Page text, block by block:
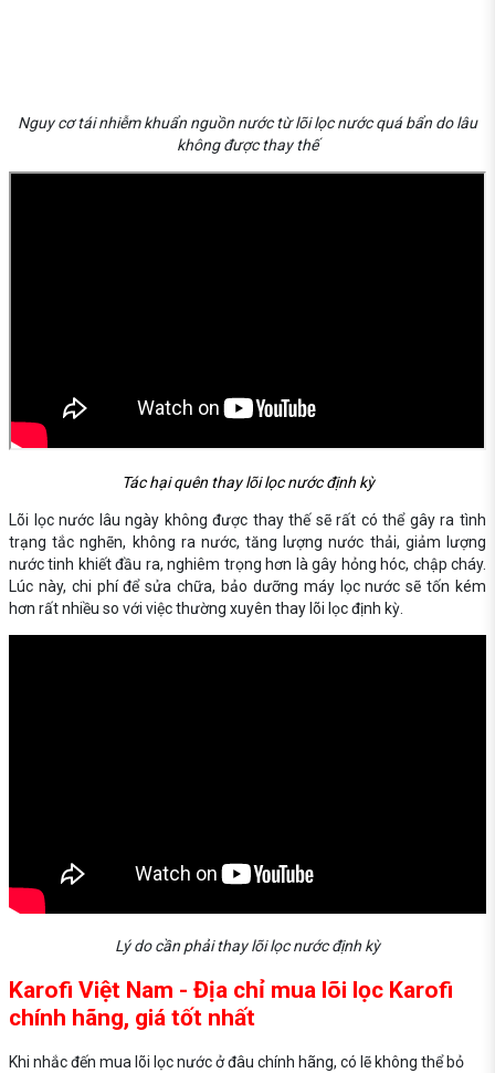
Nguy cơ tái nhiễm khuẩn nguồn nước từ lõi lọc nước quá bẩn do lâu
không được thay thế
Tác hại quên thay lõi lọc nước định kỳ
Lõi lọc nước lâu ngày không được thay thế sẽ rất có thể gây ra tình
trạng tắc nghẽn, không ra nước, tăng lượng nước thải, giảm lượng
nước tinh khiết đầu ra, nghiêm trọng hơn là gây hỏng hóc, chập cháy.
Lúc này, chi phí để sửa chữa, bảo dưỡng máy lọc nước sẽ tốn kém
hơn rất nhiều so với việc thường xuyên thay lõi lọc định kỳ.
Lý do cần phải thay lõi lọc nước định kỳ
Karofi Việt Nam - Địa chỉ mua lõi lọc Karofi
chính hãng, giá tốt nhất
Khi nhắc đến mua lõi lọc nước ở đâu chính hãng, có lẽ không thể bỏ